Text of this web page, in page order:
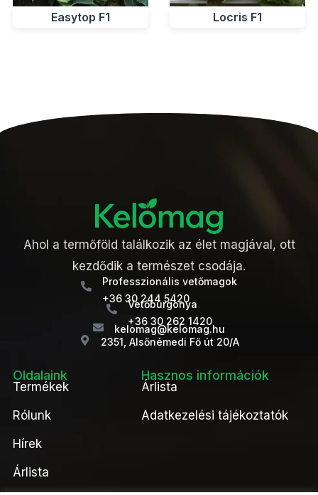
Easytop F1 Locris F1
Ahol a termőföld találkozik az élet magjával, ott
kezdődik a természet csodája.
Professzionális vetőmagok
+36 30 244 5420
Vetőburgonya
+36 30 262 1420
kelomag@kelomag.hu
2351, Alsőnémedi Fő út 20/A
Oldalaink
Termékek
Rólunk
Hírek
Árlista
Hasznos információk
Árlista
Adatkezelési tájékoztatók